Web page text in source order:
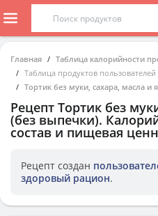
Главная
Таблица калорийности
Таблица продуктов пользователей
Тортик без муки, сахара, масла и
Рецепт Тортик без
(без выпечки).
состав и пищевая
Рецепт создан
здоровый рацион.